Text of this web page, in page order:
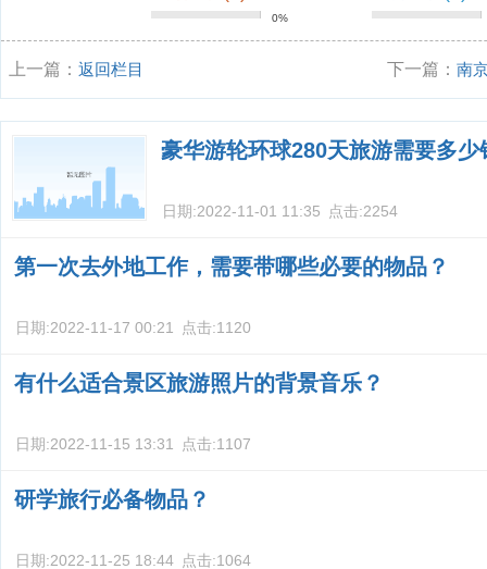
0%
上一篇： 返回栏目 下一篇：南
去日本大概
豪华游轮环球280天旅游需要多少
日期:2022-11-01 11:35 点击:2254
第一次去外地工作，需要带哪些必要的物品？
日期:2022-11-17 00:21 点击:1120
有什么适合景区旅游照片的背景音乐？
日期:2022-11-15 13:31 点击:1107
研学旅行必备物品？
日期:2022-11-25 18:44 点击:1064